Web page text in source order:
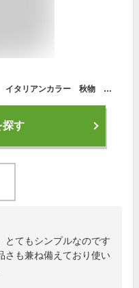
イタリアンカラーコート メンズコート イタリアンカラー 秋物 冬物 秋冬物 M L LL 大きいサイズ カジュアル キレイメ きれいめ お兄 ブラック グレー グレンチェック ウィンドペンチェック
探す
とてもシンプルなのです
さも兼ね備えており使い